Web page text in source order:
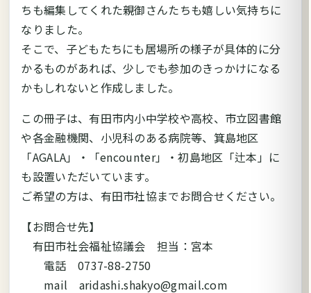
ちも編集してくれた親御さんたちも嬉しい気持ちに
なりました。
そこで、子どもたちにも居場所の様子が具体的に分
かるものがあれば、少しでも参加のきっかけになる
かもしれないと作成しました。
この冊子は、有田市内小中学校や高校、市立図書館
や各金融機関、小児科のある病院等、箕島地区
「AGALA」・「encounter」・初島地区「辻本」に
も設置いただいています。
ご希望の方は、有田市社協までお問合せください。
【お問合せ先】
有田市社会福祉協議会 担当：宮本
電話 0737-88-2750
mail aridashi.shakyo@gmail.com